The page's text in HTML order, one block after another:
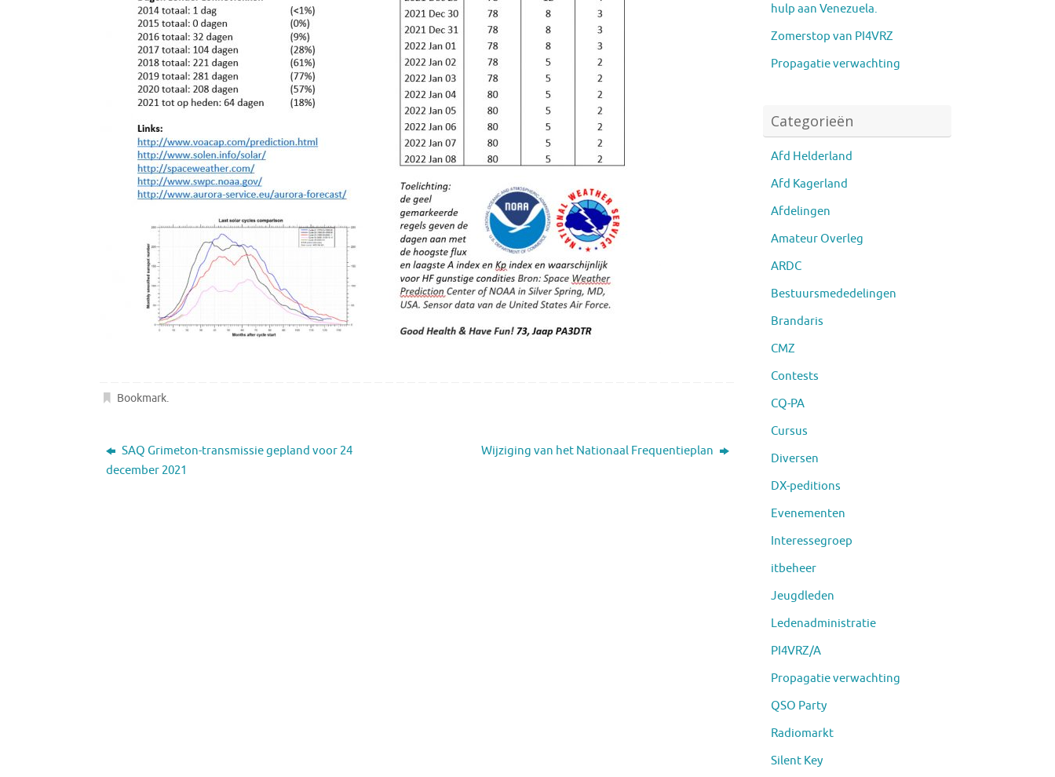
Bookmark.
SAQ Grimeton-transmissie gepland voor 24
december 2021
Wijziging van het Nationaal Frequentieplan
hulp aan Venezuela.
Zomerstop van PI4VRZ
Propagatie verwachting
Categorieën
Afd Helderland
Afd Kagerland
Afdelingen
Amateur Overleg
ARDC
Bestuursmededelingen
Brandaris
CMZ
Contests
CQ-PA
Cursus
Diversen
DX-peditions
Evenementen
Interessegroep
itbeheer
Jeugdleden
Ledenadministratie
PI4VRZ/A
Propagatie verwachting
QSO Party
Radiomarkt
Silent Key